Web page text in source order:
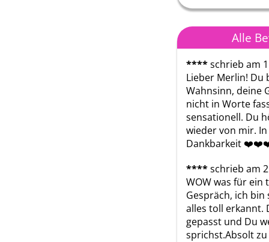
Alle
****schrieb am
Lieber Merlin! Du
Wahnsinn, deine
nicht in Worte
sensationell. Du
wieder von mir.
Dankbarkeit
****schrieb am
WOW was für ein
Gespräch, ich
alles toll erkannt.
gepasst und Du
sprichst.Absolt